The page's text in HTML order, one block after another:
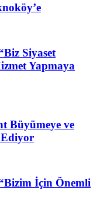
Siyaset
Yapmaya
Büyümeye ve
Ediyor
İçin Önemli